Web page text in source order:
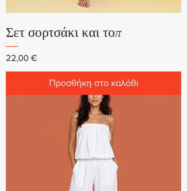
Σετ σορτσάκι και τοπ
Τιμή
22,00 €
Προσθήκη στο καλάθι